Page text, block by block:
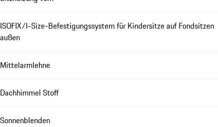
ISOFIX/I-Size-Befestigungssystem für Kindersitze auf Fondsitzen
außen
Mittelarmlehne
Dachhimmel Stoff
Sonnenblenden